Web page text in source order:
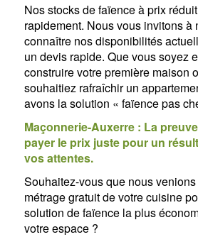
Nos stocks de faïence à prix
rapidement. Nous vous invitons à
connaître nos disponibilités
un devis rapide. Que vous soyez
construire votre première maison
souhaitiez rafraîchir un
avons la solution « faïence pas
Maçonnerie-Auxerre : La
payer le prix juste pour un
vos attentes.
Souhaitez-vous que nous
métrage gratuit de votre cuisine
solution de faïence la plus
votre espace ?